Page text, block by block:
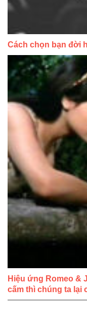
Cách chọn bạn đời
Hiệu ứng Romeo &
cấm thì chúng ta lại